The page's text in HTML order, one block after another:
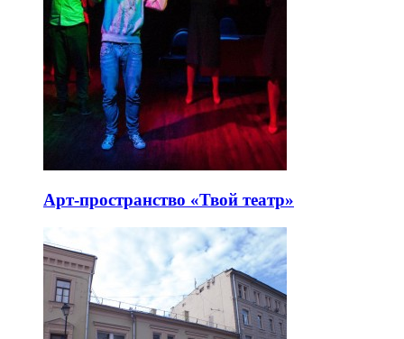
Арт-пространство «Твой театр»